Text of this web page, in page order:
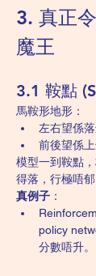
3. 真正
魔王
3.1 鞍點
馬鞍形地形：
左右望係
前後望係
模型一到鞍點
得落，行極唔郁
真例子 ：
policy
分數唔升。